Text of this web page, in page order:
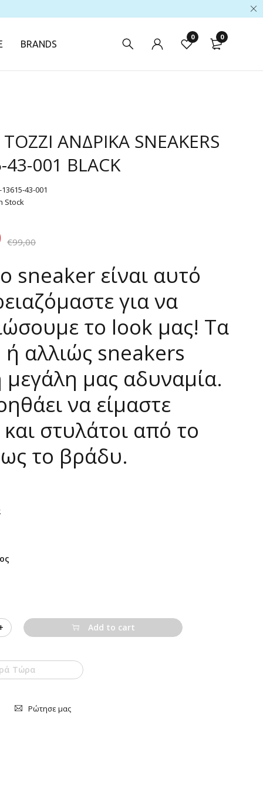
BRANDS
0 0
ΑΝΔΡΙΚΑ SNEAKERS
001 BLACK
13615-43-001
Stock
€99,00
sneaker είναι αυτό
για να
το look μας! Τα
ή αλλιώς sneakers
μεγάλη μας αδυναμία.
να είμαστε
και στυλάτοι από το
το βράδυ.
Add to cart
Τώρα
Ρώτησε μας